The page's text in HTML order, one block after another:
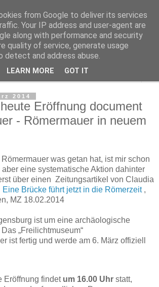
Tagebuch
Stadt Italiens
2014
Eröffnung document
- Römermauer in neuem
was getan hat, ist mir schon
eine systematische Aktion dahinter
über einen Zeitungsartikel von Claudia
Eine Brücke führt jetzt in die Römerzeit,
MZ 18.02.2014
ist um eine archäologische
„Freilichtmuseum“
ist fertig und werde am 6. März offiziell
Eröffnung findet um 16.00 Uhr statt,
from Google to deliver its services
Your IP address and user-agent are
along with performance and security
quality of service, generate usage
detect and address abuse.
LEARN MORE GOT IT